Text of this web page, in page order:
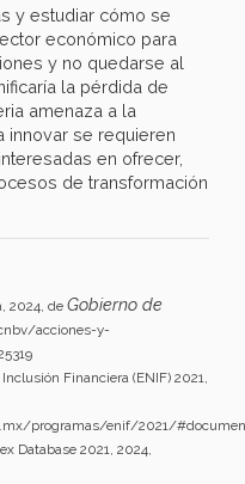
y estudiar cómo se
económico para
y no quedarse al
la pérdida de
amenaza a la
innovar se requieren
en ofrecer,
de transformación
2024, de Gobierno de
acciones-y-
Financiera (ENIF) 2021,
programas/enif/2021/
Database 2021, 2024,